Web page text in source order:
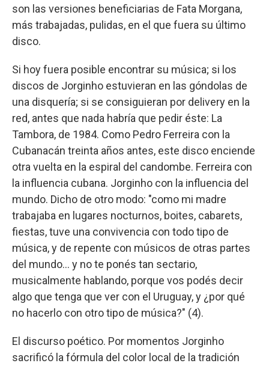
son las versiones beneficiarias de Fata Morgana,
más trabajadas, pulidas, en el que fuera su último
disco.
Si hoy fuera posible encontrar su música; si los
discos de Jorginho estuvieran en las góndolas de
una disquería; si se consiguieran por delivery en la
red, antes que nada habría que pedir éste: La
Tambora, de 1984. Como Pedro Ferreira con la
Cubanacán treinta años antes, este disco enciende
otra vuelta en la espiral del candombe. Ferreira con
la influencia cubana. Jorginho con la influencia del
mundo. Dicho de otro modo: "como mi madre
trabajaba en lugares nocturnos, boites, cabarets,
fiestas, tuve una convivencia con todo tipo de
música, y de repente con músicos de otras partes
del mundo… y no te ponés tan sectario,
musicalmente hablando, porque vos podés decir
algo que tenga que ver con el Uruguay, y ¿por qué
no hacerlo con otro tipo de música?" (4).
El discurso poético. Por momentos Jorginho
sacrificó la fórmula del color local de la tradición